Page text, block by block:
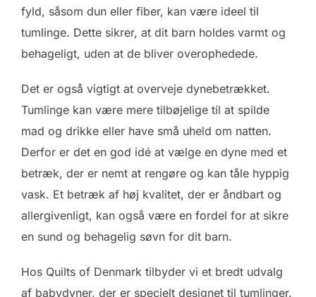
fyld, såsom dun eller fiber, kan være ideel til
tumlinge. Dette sikrer, at dit barn holdes varmt og
behageligt, uden at de bliver overophedede.
Det er også vigtigt at overveje dynebetrækket.
Tumlinge kan være mere tilbøjelige til at spilde
mad og drikke eller have små uheld om natten.
Derfor er det en god idé at vælge en dyne med et
betræk, der er nemt at rengøre og kan tåle hyppig
vask. Et betræk af høj kvalitet, der er åndbart og
allergivenligt, kan også være en fordel for at sikre
en sund og behagelig søvn for dit barn.
Hos Quilts of Denmark tilbyder vi et bredt udvalg
af babydyner, der er specielt designet til tumlinger.